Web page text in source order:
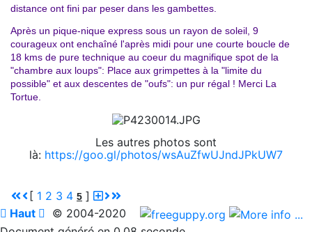
distance ont fini par peser dans les gambettes.
Après un pique-nique express sous un rayon de soleil, 9
courageux ont enchaîné l'après midi pour une courte boucle de
18 kms de pure technique au coeur du magnifique spot de la
"chambre aux loups": Place aux grimpettes à la "limite du
possible" et aux descentes de "oufs": un pur régal ! Merci La
Tortue.
Les autres photos sont
là: https://goo.gl/photos/wsAuZfwUJndJPkUW7
[ 1 2 3 4 5 ]
 Haut  © 2004-2020